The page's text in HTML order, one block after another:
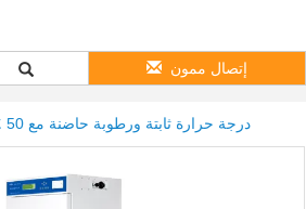
إتصال ممون
درجة حرارة ثابتة ورطوبة حاضنة مع 50 ٪ -90 ٪ رطوبة نسبية المدى